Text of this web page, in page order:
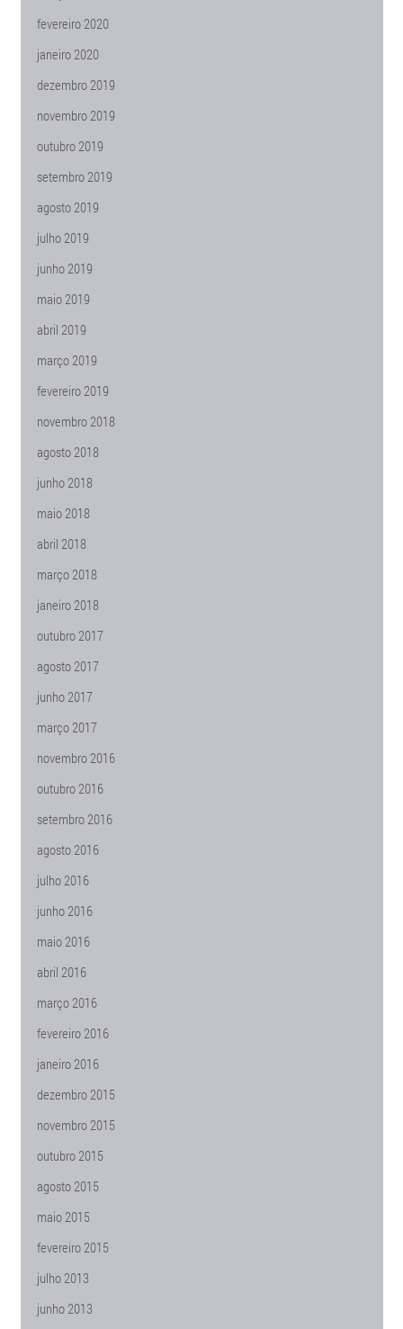
fevereiro 2020
janeiro 2020
dezembro 2019
novembro 2019
outubro 2019
setembro 2019
agosto 2019
julho 2019
junho 2019
maio 2019
abril 2019
março 2019
fevereiro 2019
novembro 2018
agosto 2018
junho 2018
maio 2018
abril 2018
março 2018
janeiro 2018
outubro 2017
agosto 2017
junho 2017
março 2017
novembro 2016
outubro 2016
setembro 2016
agosto 2016
julho 2016
junho 2016
maio 2016
abril 2016
março 2016
fevereiro 2016
janeiro 2016
dezembro 2015
novembro 2015
outubro 2015
agosto 2015
maio 2015
fevereiro 2015
julho 2013
junho 2013